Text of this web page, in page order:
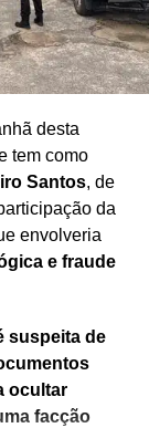
desta
tem como
Santos, de
da
envolveria
e fraude
suspeita de
ocultar
facção